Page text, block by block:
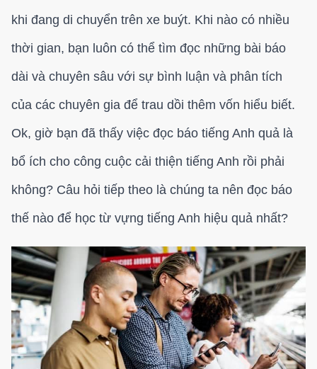
khi đang di chuyển trên xe buýt. Khi nào có nhiều
thời gian, bạn luôn có thể tìm đọc những bài báo
dài và chuyên sâu với sự bình luận và phân tích
của các chuyên gia để trau dồi thêm vốn hiểu biết.
Ok, giờ bạn đã thấy việc đọc báo tiếng Anh quả là
bổ ích cho công cuộc cải thiện tiếng Anh rồi phải
không? Câu hỏi tiếp theo là chúng ta nên đọc báo
thế nào để học từ vựng tiếng Anh hiệu quả nhất?